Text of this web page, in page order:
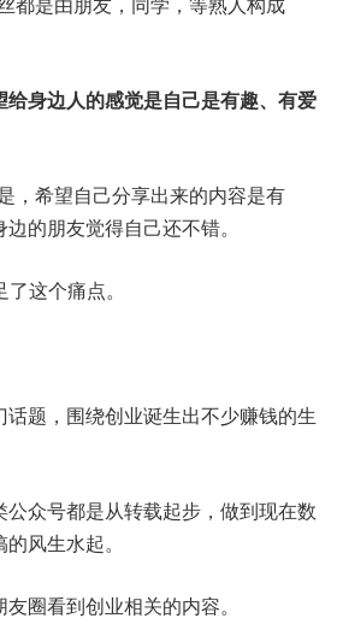
身边人的感觉是自己是有趣、有爱
，希望自己分享出来的内容是有
的朋友觉得自己还不错。
这个痛点。
题，围绕创业诞生出不少赚钱的生
众号都是从转载起步，做到现在数
风生水起。
圈看到创业相关的内容。